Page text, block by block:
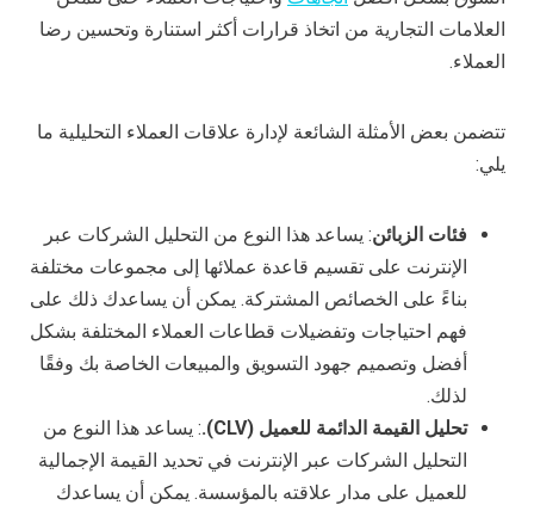
العلامات التجارية من اتخاذ قرارات أكثر استنارة وتحسين رضا
العملاء.
تتضمن بعض الأمثلة الشائعة لإدارة علاقات العملاء التحليلية ما
يلي:
فئات الزبائن: يساعد هذا النوع من التحليل الشركات عبر
الإنترنت على تقسيم قاعدة عملائها إلى مجموعات مختلفة
بناءً على الخصائص المشتركة. يمكن أن يساعدك ذلك على
فهم احتياجات وتفضيلات قطاعات العملاء المختلفة بشكل
أفضل وتصميم جهود التسويق والمبيعات الخاصة بك وفقًا
لذلك.
تحليل القيمة الدائمة للعميل (CLV).
: يساعد هذا النوع من
التحليل الشركات عبر الإنترنت في تحديد القيمة الإجمالية
للعميل على مدار علاقته بالمؤسسة. يمكن أن يساعدك